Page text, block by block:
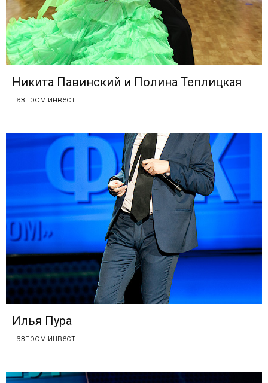
Никита Павинский и Полина Теплицкая
Газпром инвест
Илья Пура
Газпром инвест